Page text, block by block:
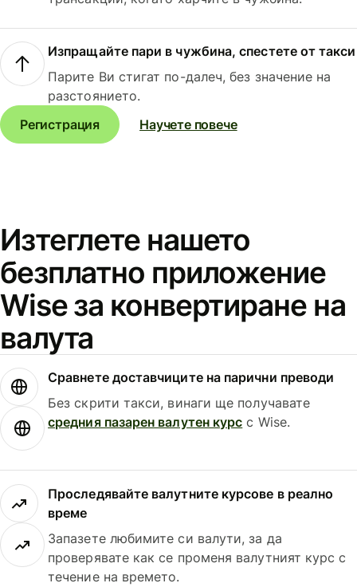
Изпращайте пари в чужбина, спестете от такси
Парите Ви стигат по-далеч, без значение на
разстоянието.
Регистрация
Научете повече
Изтеглете нашето
безплатно приложение
Wise за конвертиране на
валута
Сравнете доставчиците на парични преводи
Без скрити такси, винаги ще получавате
средния пазарен валутен курс с Wise.
Проследявайте валутните курсове в реално
време
Запазете любимите си валути, за да
проверявате как се променя валутният курс с
течение на времето.